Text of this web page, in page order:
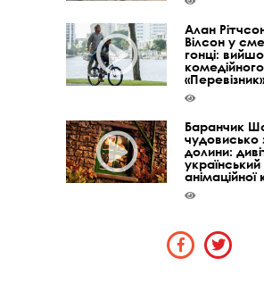
Алан
Вілсон у
гонці:
Баранчик
чудовисько
долини:
анімаційної